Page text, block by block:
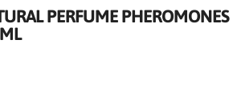
PERFUME PHEROMONES